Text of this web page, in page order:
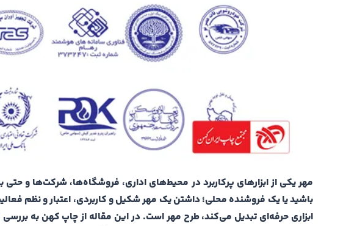
مهر یکی از ابزارهای پرکاربرد در محیط‌های اداری، فروشگاه‌ها، شرکت‌ها و
باشید یا یک فروشنده محلی؛ داشتن یک مهر شکیل و کاربردی، اعتبار و نظم
ابزاری حرفه‌ای تبدیل می‌کند، طرح مهر است. در این مقاله از چاپ کهن به